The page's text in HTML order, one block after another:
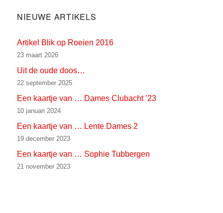
NIEUWE ARTIKELS
Artikel Blik op Roeien 2016
23 maart 2026
Uit de oude doos…
22 september 2025
Een kaartje van … Dames Clubacht ’23
10 januari 2024
Een kaartje van … Lente Dames 2
19 december 2023
Een kaartje van … Sophie Tubbergen
21 november 2023